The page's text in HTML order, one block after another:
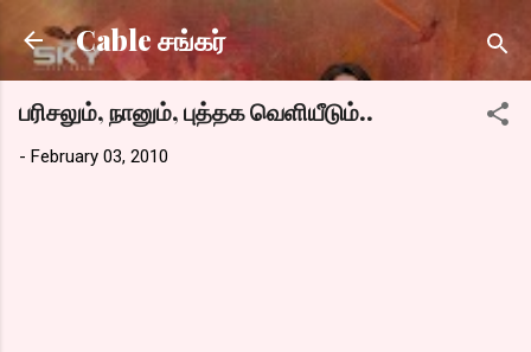
Skip to main content
Cable சங்கர்
பரிசலும், நானும், புத்தக வெளியீடும்..
- February 03, 2010